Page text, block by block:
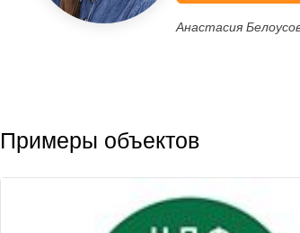
Анастасия
Примеры объектов